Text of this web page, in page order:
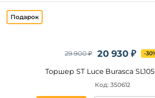
20 930 ₽
29 900 ₽ -
Торшер ST Luce Burasca
Код: 350612